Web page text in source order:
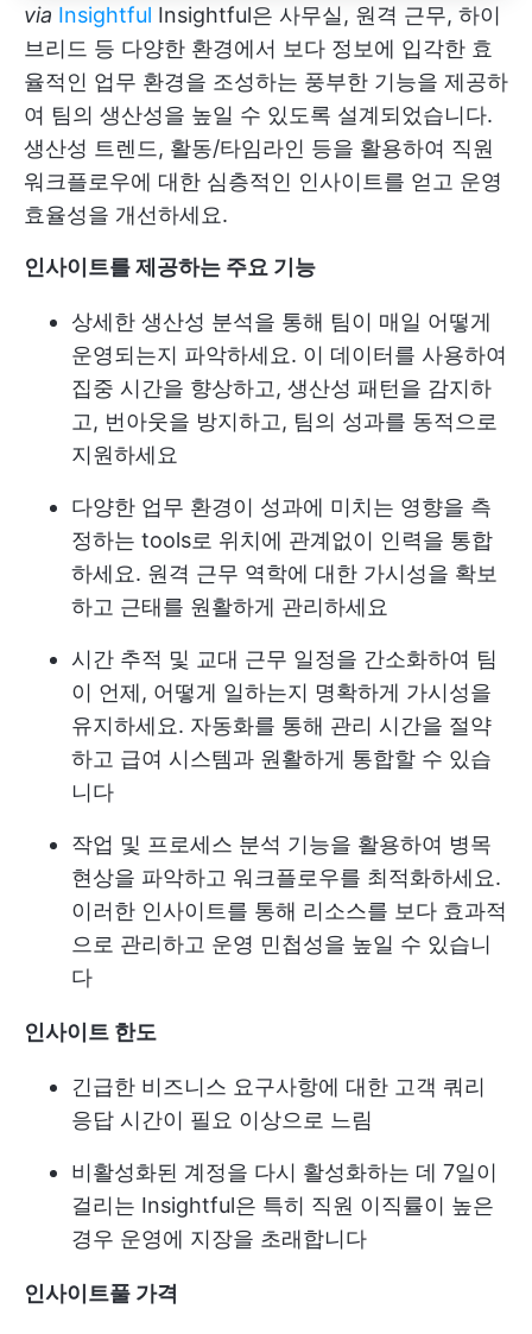
via Insightful Insightful은 사무실, 원격 근무, 하이
브리드 등 다양한 환경에서 보다 정보에 입각한 효
율적인 업무 환경을 조성하는 풍부한 기능을 제공하
여 팀의 생산성을 높일 수 있도록 설계되었습니다.
생산성 트렌드, 활동/타임라인 등을 활용하여 직원
워크플로우에 대한 심층적인 인사이트를 얻고 운영
효율성을 개선하세요.
인사이트를 제공하는 주요 기능
상세한 생산성 분석을 통해 팀이 매일 어떻게
운영되는지 파악하세요. 이 데이터를 사용하여
집중 시간을 향상하고, 생산성 패턴을 감지하
고, 번아웃을 방지하고, 팀의 성과를 동적으로
지원하세요
다양한 업무 환경이 성과에 미치는 영향을 측
정하는 tools로 위치에 관계없이 인력을 통합
하세요. 원격 근무 역학에 대한 가시성을 확보
하고 근태를 원활하게 관리하세요
시간 추적 및 교대 근무 일정을 간소화하여 팀
이 언제, 어떻게 일하는지 명확하게 가시성을
유지하세요. 자동화를 통해 관리 시간을 절약
하고 급여 시스템과 원활하게 통합할 수 있습
니다
작업 및 프로세스 분석 기능을 활용하여 병목
현상을 파악하고 워크플로우를 최적화하세요.
이러한 인사이트를 통해 리소스를 보다 효과적
으로 관리하고 운영 민첩성을 높일 수 있습니
다
인사이트 한도
긴급한 비즈니스 요구사항에 대한 고객 쿼리
응답 시간이 필요 이상으로 느림
비활성화된 계정을 다시 활성화하는 데 7일이
걸리는 Insightful은 특히 직원 이직률이 높은
경우 운영에 지장을 초래합니다
인사이트풀 가격